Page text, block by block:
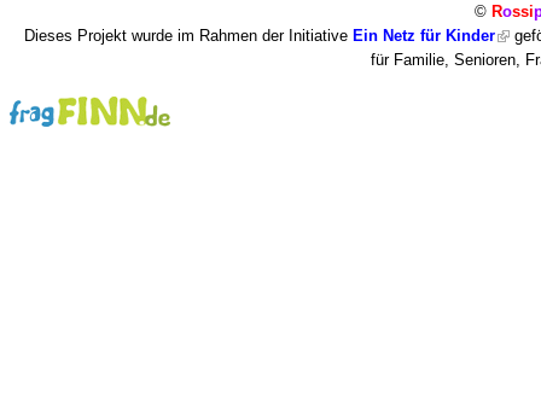
© Rossi
Dieses Projekt wurde im Rahmen der Initiative Ein Netz für Kinder
für Familie, Senioren,